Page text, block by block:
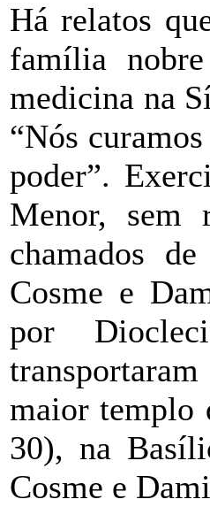
Há relatos
família
medicina na
“Nós
poder”.
Menor, sem
chamados
Cosme e
por
maior templo
30), na
Cosme e